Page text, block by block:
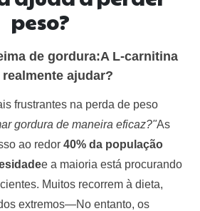
Suplemento
Crianças
peso?
de gordura:A L-carnitina
realmente ajudar?
frustrantes na perda de peso
gordura de maneira eficaz?"As
ao redor 40% da população
e a maioria está procurando
Muitos recorrem à dieta,
extremos—No entanto, os